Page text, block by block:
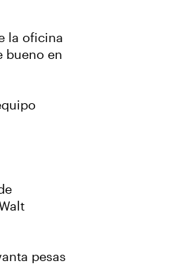
la oficina
bueno en
pesas